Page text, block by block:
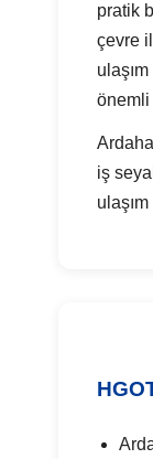
pratik
çevre
önemli
iş